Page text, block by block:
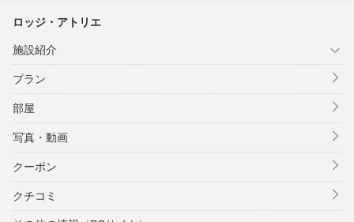
ロッジ・アトリエ
施設紹介
プラン
部屋
写真・動画
クーポン
クチコミ